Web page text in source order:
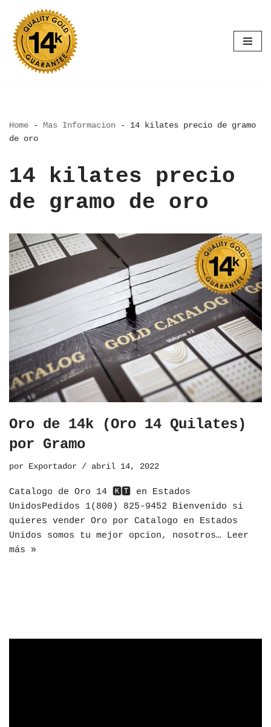
Saltar
al
contenido
Home - Mas Informacion - 14 kilates precio de gramo
de oro
14 kilates precio
de gramo de oro
Oro de 14k (Oro 14 Quilates)
por Gramo
por Exportador abril 14, 2022
Catalogo de Oro 14 🅺🆃 en Estados
UnidosPedidos 1(800) 825-9452 Bienvenido si
quieres vender Oro por Catalogo en Estados
Unidos somos tu mejor opcion, nosotros… Leer
más »